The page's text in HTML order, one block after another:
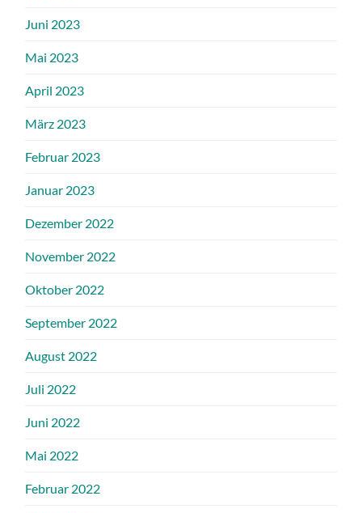
Juni 2023
Mai 2023
April 2023
März 2023
Februar 2023
Januar 2023
Dezember 2022
November 2022
Oktober 2022
September 2022
August 2022
Juli 2022
Juni 2022
Mai 2022
Februar 2022